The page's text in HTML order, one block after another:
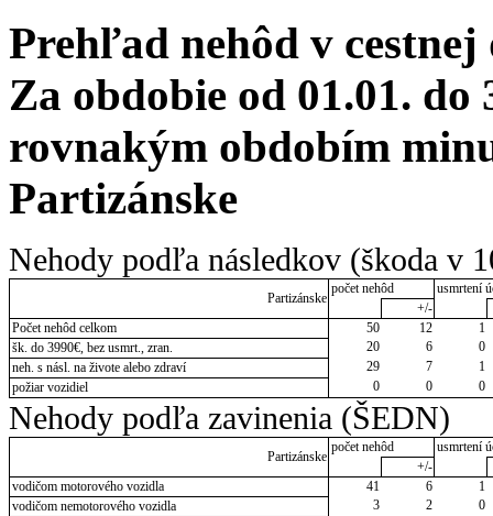
Prehľad nehôd v cestnej
Za obdobie od 01.01. do
rovnakým obdobím
Partizánske
Nehody podľa následkov (škoda v
Partizánske
počet nehôd
usmrtení
+/-
Počet nehôd celkom
50 12
1
šk. do 3990€, bez usmrt., zran.
20 6
0
neh. s násl. na živote alebo zdraví
29 7
1
požiar vozidiel
0 0 0
Nehody podľa zavinenia (ŠEDN)
Partizánske
počet nehôd
usmrtení
+/-
vodičom motorového vozidla
41 6
1
vodičom nemotorového vozidla
3 2
0